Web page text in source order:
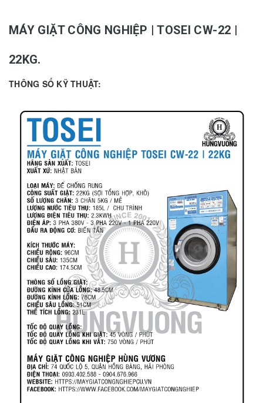
MÁY GIẶT CÔNG NGHIỆP | TOSEI CW-22 |
22KG.
THÔNG SỐ KỸ THUẬT: